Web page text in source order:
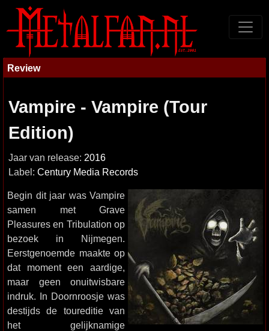
Review
Vampire - Vampire (Tour
Edition)
Jaar van release: 2016
Label: Century Media Records
Begin dit jaar was Vampire
samen met Grave
Pleasures en Tribulation op
bezoek in Nijmegen.
Eerstgenoemde maakte op
dat moment een aardige,
maar geen onuitwisbare
indruk. In Doornroosje was
destijds de toureditie van
het gelijknamige